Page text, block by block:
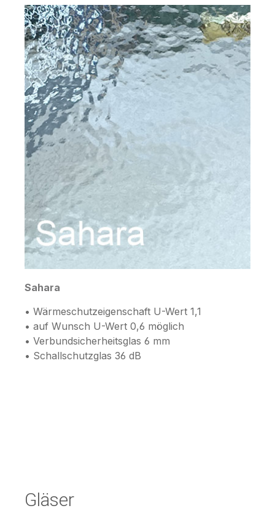
Sahara
• Wärmeschutzeigenschaft U-Wert 1,1
• auf Wunsch U-Wert 0,6 möglich
• Verbundsicherheitsglas 6 mm
• Schallschutzglas 36 dB
Gläser